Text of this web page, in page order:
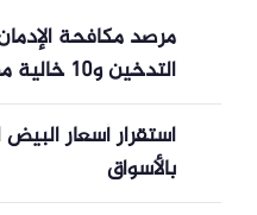
التدخين
2026
استقرار أسعار
بالأسواق